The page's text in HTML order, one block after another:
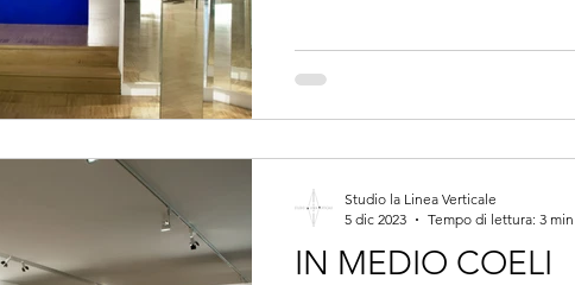
IN MEDIO COELI
Studio la Linea Verticale
5 dic 2023
Tempo di lettura: 3 min